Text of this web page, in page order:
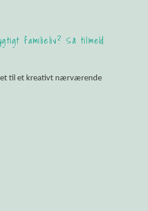
familieliv? Så tilmeld
til et kreativt nærværende